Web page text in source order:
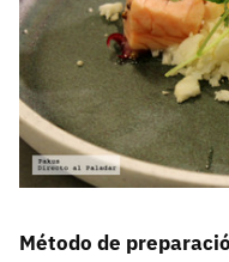
Método de